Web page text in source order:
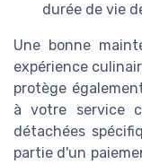
durée de vie
Une bonne
expérience
protège
à votre service
détachées
partie d'un